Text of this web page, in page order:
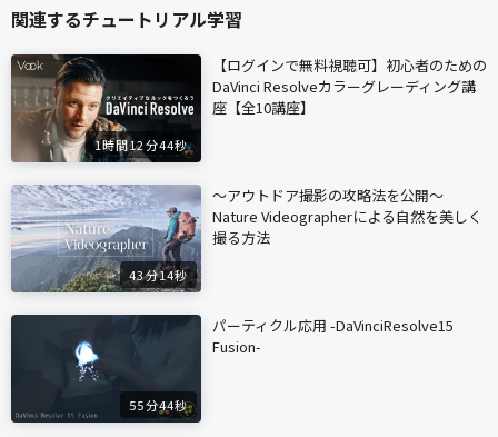
関連するチュートリアル学習
1時間12分44秒
【ログインで無料視聴可】初心者のための
DaVinci Resolveカラーグレーディング講
座【全10講座】
43分14秒
〜アウトドア撮影の攻略法を公開〜
Nature Videographerによる自然を美しく
撮る方法
55分44秒
パーティクル応用 -DaVinciResolve15
Fusion-